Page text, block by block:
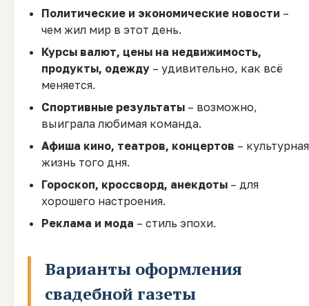
Политические и экономические новости –
чем жил мир в этот день.
Курсы валют, цены на недвижимость,
продукты, одежду – удивительно, как всё
меняется.
Спортивные результаты – возможно,
выиграла любимая команда.
Афиша кино, театров, концертов – культурная
жизнь того дня.
Гороскоп, кроссворд, анекдоты – для
хорошего настроения.
Реклама и мода – стиль эпохи.
Варианты оформления
свадебной газеты